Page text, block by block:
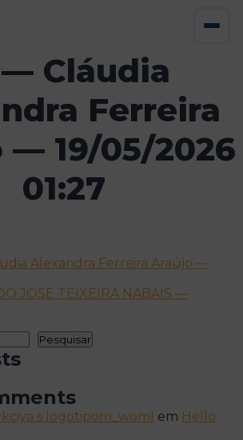
Cláudia
Ferreira
— 19/05/2026
01:27
Alexandra Ferreira Araújo —
JOSE TEIXEIRA NABAIS —
Pesquisar
s logotipom_woml em Hello